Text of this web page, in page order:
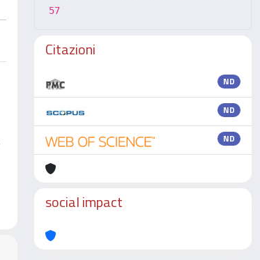
57
Citazioni
ND
ND
ND
social impact